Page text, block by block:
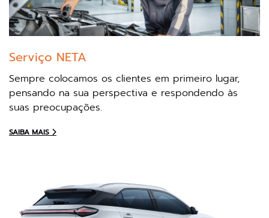
Serviço NETA
Sempre colocamos os clientes em primeiro lugar,
pensando na sua perspectiva e respondendo às
suas preocupações.
SAIBA MAIS